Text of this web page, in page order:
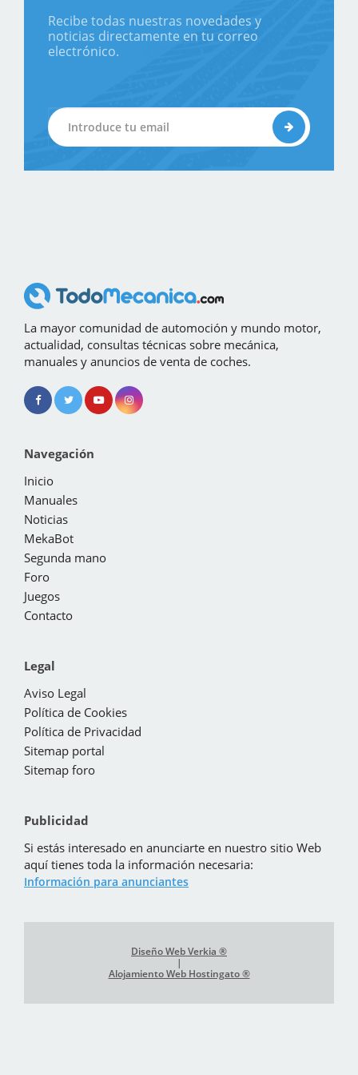
Recibe todas nuestras novedades y
noticias directamente en tu correo
electrónico.
La mayor comunidad de automoción y mundo motor,
actualidad, consultas técnicas sobre mecánica,
manuales y anuncios de venta de coches.
Navegación
Inicio
Manuales
Noticias
MekaBot
Segunda mano
Foro
Juegos
Contacto
Legal
Aviso Legal
Política de Cookies
Política de Privacidad
Sitemap portal
Sitemap foro
Publicidad
Si estás interesado en anunciarte en nuestro sitio Web
aquí tienes toda la información necesaria:
Información para anunciantes
Diseño Web Verkia ®
|
Alojamiento Web Hostingato ®